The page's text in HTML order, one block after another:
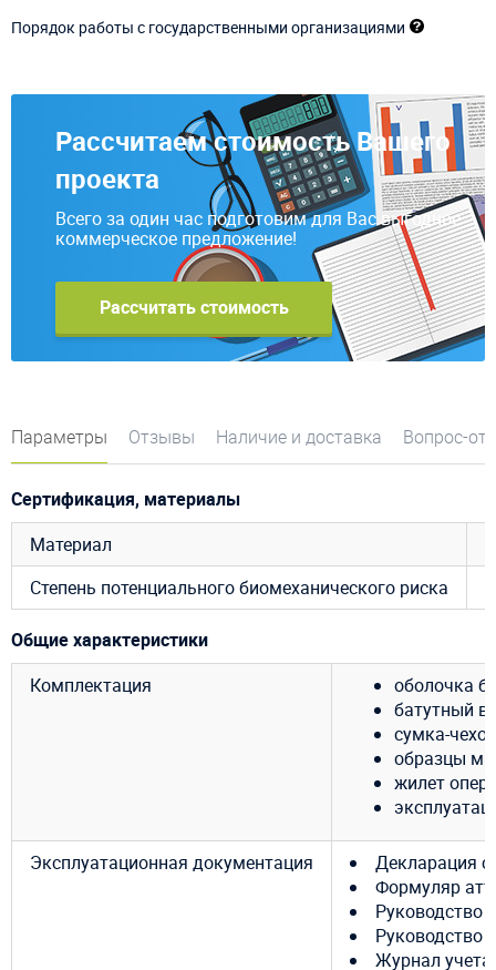
Порядок работы с государственными организациями
Рассчитаем стоимость Вашего
проекта
Всего за один час подготовим для Вас выгодное
коммерческое предложение!
Рассчитать стоимость
Параметры Отзывы Наличие и доставка Вопрос-
Сертификация, материалы
Материал
Степень потенциального биомеханического риска
Общие характеристики
Комплектация
оболочка
батутный
сумка-
образцы
жилет
Эксплуатационная документация
Декларация
Формуляр
Руководство
Руководство
Журнал учета